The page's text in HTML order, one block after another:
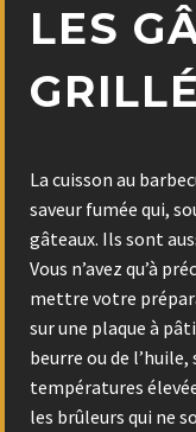
LES
La cuisson au
saveur fumée qui,
gâteaux. Ils sont
Vous n’avez qu’à
mettre votre
sur une plaque à
beurre ou de
températures
les brûleurs qui ne